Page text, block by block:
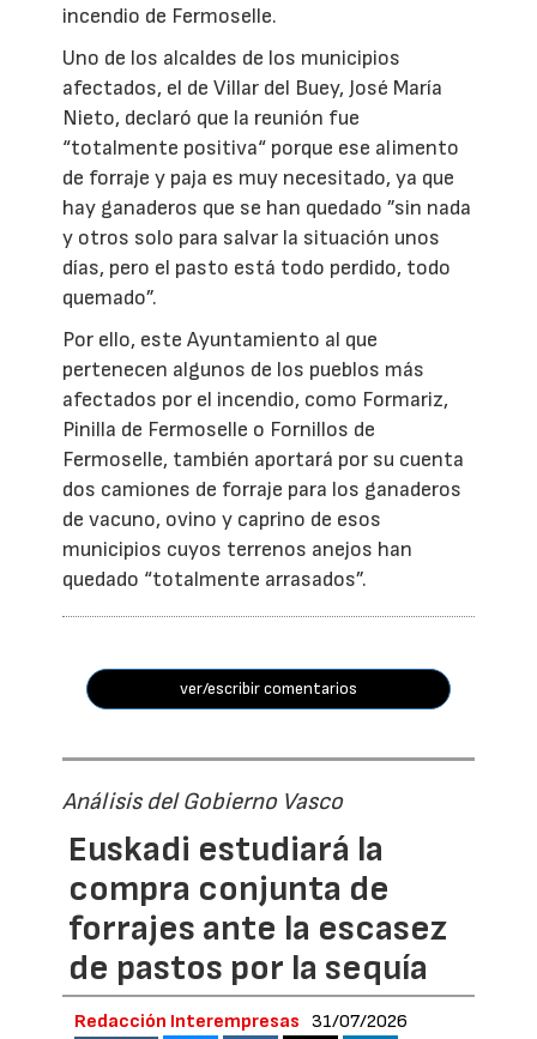
incendio de Fermoselle.
Uno de los alcaldes de los municipios
afectados, el de Villar del Buey, José María
Nieto, declaró que la reunión fue
“totalmente positiva“ porque ese alimento
de forraje y paja es muy necesitado, ya que
hay ganaderos que se han quedado ”sin nada
y otros solo para salvar la situación unos
días, pero el pasto está todo perdido, todo
quemado”.
Por ello, este Ayuntamiento al que
pertenecen algunos de los pueblos más
afectados por el incendio, como Formariz,
Pinilla de Fermoselle o Fornillos de
Fermoselle, también aportará por su cuenta
dos camiones de forraje para los ganaderos
de vacuno, ovino y caprino de esos
municipios cuyos terrenos anejos han
quedado “totalmente arrasados”.
ver/escribir comentarios
Análisis del Gobierno Vasco
Euskadi estudiará la
compra conjunta de
forrajes ante la escasez
de pastos por la sequía
Redacción Interempresas 31/07/2026